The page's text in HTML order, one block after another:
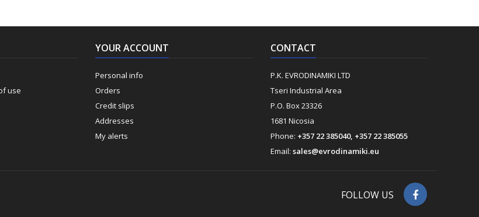
κιβώτιο 2 ταχυτήτων Λειτουργία
εργασίας LED Γωνιακός τροχός
(TAGLI212025E) : Κινητήρας χωρίς ψήκτρες
:...
use
YOUR ACCOUNT
Personal info
Orders
Credit slips
Addresses
My alerts
CONTACT
P.K. EVRODINAMIKI LTD
Tseri Industrial Area
P.O. Box 23326
1681 Nicosia
Phone: +357 22 385040, +357 22 385055
Email: sales@evrodinamiki.eu
FOLLOW US